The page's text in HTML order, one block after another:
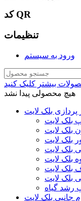
کد QR
تنظیمات
ورود به سیستم
هیچ محصولی پیدا نشد
پردازی بلک لایت
بلک لایت
بلک لایت
بلک لایت
بلک لایت
بلک لایت
بلک لایت
بلک لایت
رشد گیاه
جانبی بلک لایت